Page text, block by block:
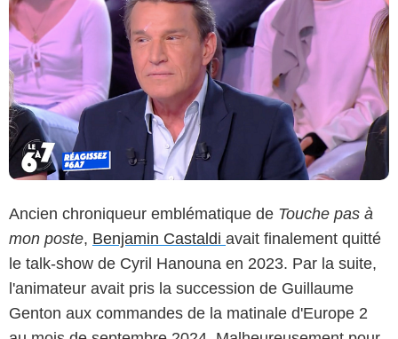
Ancien chroniqueur emblématique de Touche pas à
mon poste, Benjamin Castaldi avait finalement quitté
le talk-show de Cyril Hanouna en 2023. Par la suite,
l'animateur avait pris la succession de Guillaume
Genton aux commandes de la matinale d'Europe 2